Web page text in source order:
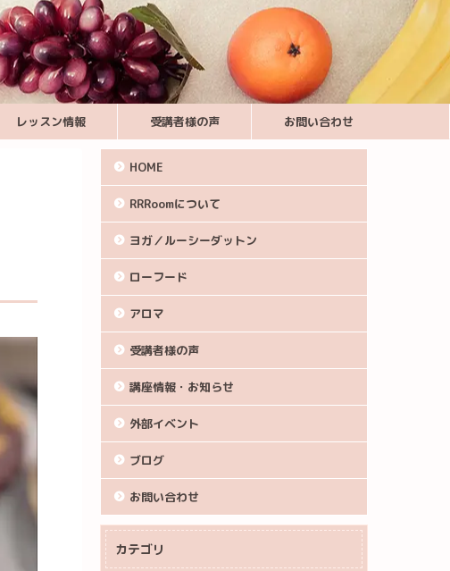
レッスン情報 受講者様の声 お問い合わせ
HOME
RRRoomについて
ヨガ／ルーシーダットン
ローフード
アロマ
受講者様の声
講座情報・お知らせ
外部イベント
ブログ
お問い合わせ
カテゴリ